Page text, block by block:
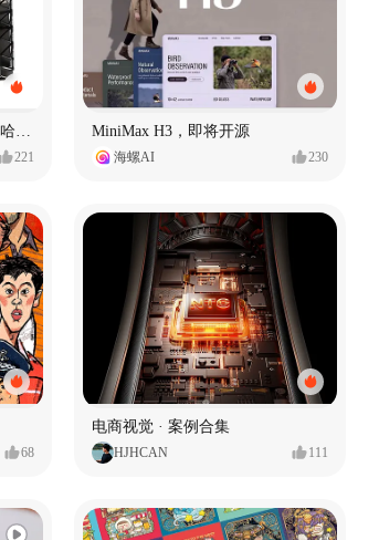
Ala 阿尔拉-铁锅｜品牌全案｜哈尔滨
221
MiniMax H3，即将开源
海螺AI 230
68
电商视觉 · 案例合集
HJHCAN 111